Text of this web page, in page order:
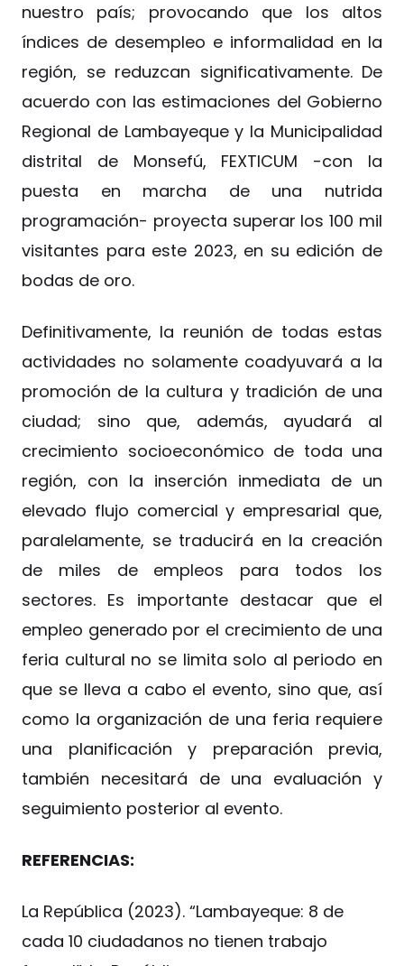
nuestro país; provocando que los altos
índices de desempleo e informalidad en la
región, se reduzcan significativamente. De
acuerdo con las estimaciones del Gobierno
Regional de Lambayeque y la Municipalidad
distrital de Monsefú, FEXTICUM -con la
puesta en marcha de una nutrida
programación- proyecta superar los 100 mil
visitantes para este 2023, en su edición de
bodas de oro.
Definitivamente, la reunión de todas estas
actividades no solamente coadyuvará a la
promoción de la cultura y tradición de una
ciudad; sino que, además, ayudará al
crecimiento socioeconómico de toda una
región, con la inserción inmediata de un
elevado flujo comercial y empresarial que,
paralelamente, se traducirá en la creación
de miles de empleos para todos los
sectores. Es importante destacar que el
empleo generado por el crecimiento de una
feria cultural no se limita solo al periodo en
que se lleva a cabo el evento, sino que, así
como la organización de una feria requiere
una planificación y preparación previa,
también necesitará de una evaluación y
seguimiento posterior al evento.
REFERENCIAS:
La República (2023). “Lambayeque: 8 de
cada 10 ciudadanos no tienen trabajo